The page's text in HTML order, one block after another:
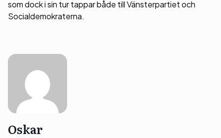
som dock i sin tur tappar både till Vänsterpartiet och
Socialdemokraterna.
Oskar